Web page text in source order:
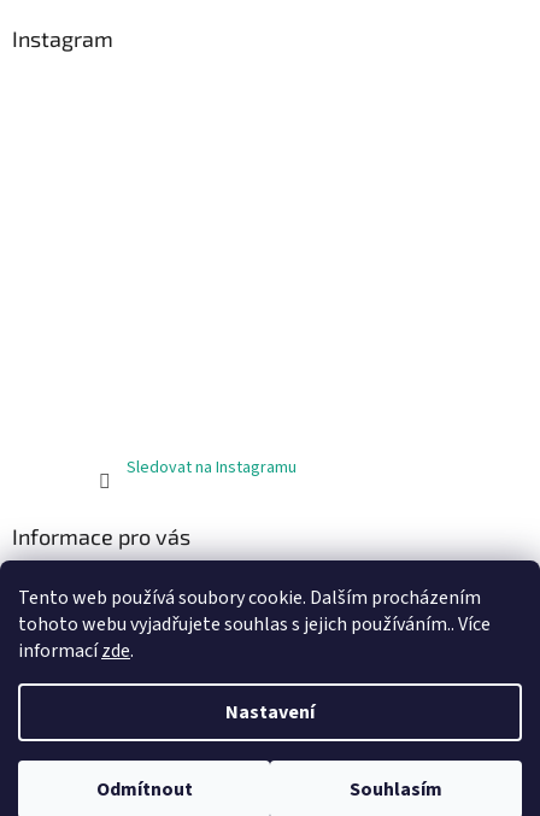
Tento web používá soubory cookie. Dalším procházením
tohoto webu vyjadřujete souhlas s jejich používáním.. Více
informacízde.
Nastavení
Odmítnout Souhlasím
Instagram
Sledovat na Instagramu
Informace pro vás
Podmínky ochrany osobních údajů
Vytvořil Shoptet
Copyright 2026JODA materiál . Všechna práva vyhrazena.